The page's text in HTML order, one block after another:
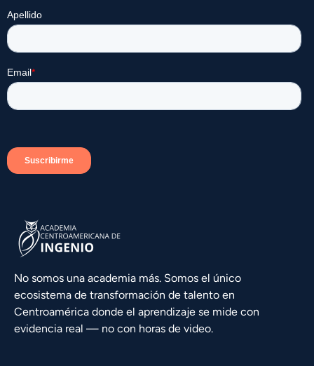
No somos una academia más. Somos el único
ecosistema de transformación de talento en
Centroamérica donde el aprendizaje se mide con
evidencia real — no con horas de video.